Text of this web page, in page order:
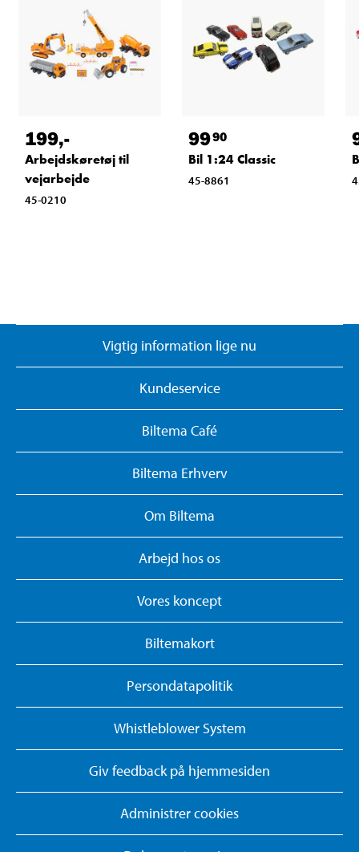
199,-
Arbejdskøretøj til
vejarbejde
45-0210
9990
Bil 1:24 Classic
45-8861
Vigtig information lige nu
Kundeservice
Biltema Café
Biltema Erhverv
Om Biltema
Arbejd hos os
Vores koncept
Biltemakort
Persondatapolitik
Whistleblower System
Giv feedback på hjemmesiden
Administrer cookies